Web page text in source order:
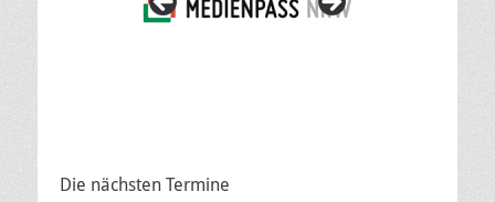
Die nächsten Termine